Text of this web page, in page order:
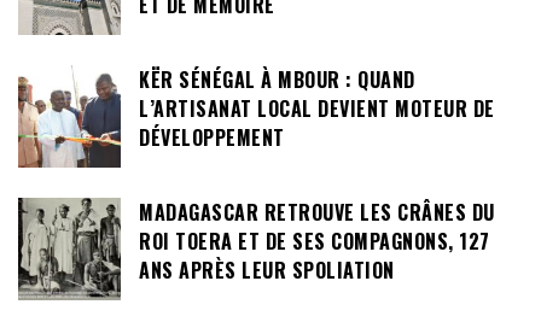
KËR SÉNÉGAL À MBOUR : QUAND
L’ARTISANAT LOCAL DEVIENT MOTEUR DE
DÉVELOPPEMENT
MADAGASCAR RETROUVE LES CRÂNES DU
ROI TOERA ET DE SES COMPAGNONS, 127
ANS APRÈS LEUR SPOLIATION